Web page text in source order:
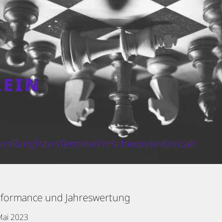
RanglistenTermineVerschiedenesKontakt
und Jahreswertung
2023